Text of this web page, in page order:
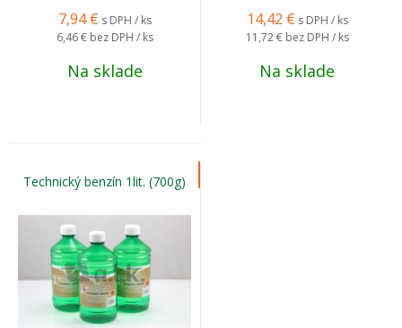
7,94 € s DPH / ks
6,46 € bez DPH / ks
Na sklade
14,42 € s DPH / ks
11,72 € bez DPH / ks
Na sklade
Technický benzín 1lit. (700g)